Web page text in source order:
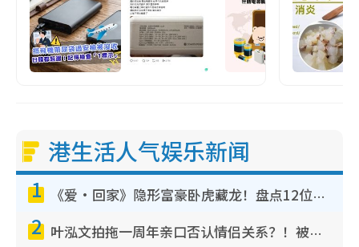
港生活人气娱乐新闻
1 《爱·回家》隐形富豪卧虎藏龙！盘点12位财气逼人的有钱艺人：这位美女3亿身家不愁做
2 叶泓文拍拖一周年亲口否认情侣关系？！被质疑感情造假竟称GM“普通同事”